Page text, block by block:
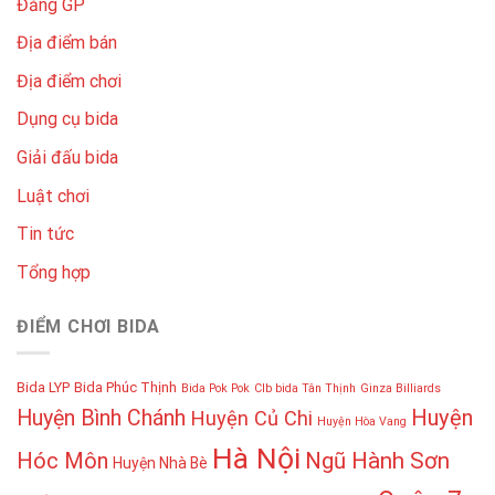
Đăng GP
Địa điểm bán
Địa điểm chơi
Dụng cụ bida
Giải đấu bida
Luật chơi
Tin tức
Tổng hợp
ĐIỂM CHƠI BIDA
Bida LYP Bida Phúc Thịnh Bida Pok Pok Clb bida Tân Thịnh Ginza Billiards
Huyện Bình Chánh Huyện Củ Chi Huyện Hòa Vang
Huyện
Hóc Môn Huyện Nhà Bè Hà Nội Ngũ Hành Sơn